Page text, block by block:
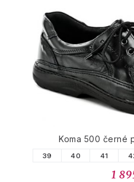
Koma 500 černé
39 40 41
1